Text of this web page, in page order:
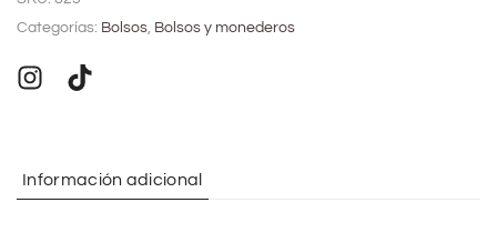
t
r
i
Categorías: Bolsos, Bolsos y monederos
Información adicional